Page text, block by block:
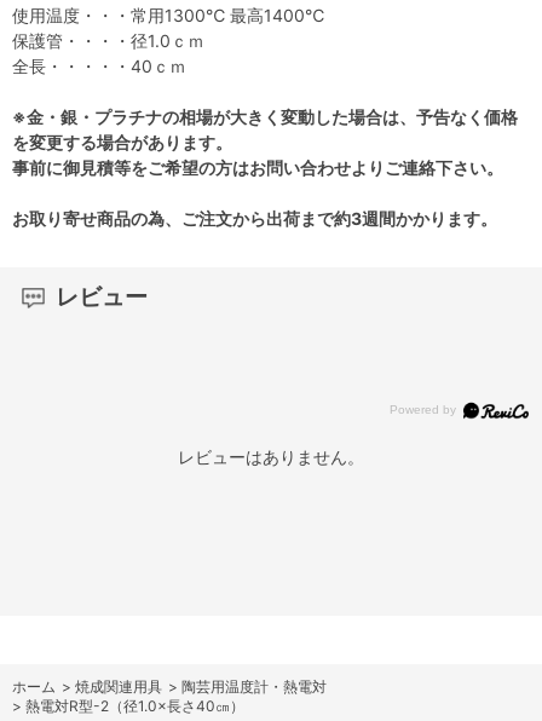
使用温度・・・常用1300℃ 最高1400℃
保護管・・・・径1.0ｃｍ
全長・・・・・40ｃｍ
※金・銀・プラチナの相場が大きく変動した場合は、予告なく価格
を変更する場合があります。
事前に御見積等をご希望の方はお問い合わせよりご連絡下さい。
お取り寄せ商品の為、ご注文から出荷まで約3週間かかります。
レビュー
レビューはありません。
ホーム > 焼成関連用具 > 陶芸用温度計・熱電対
> 熱電対R型-2（径1.0×長さ40㎝）